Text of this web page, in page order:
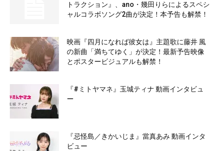
トラクション』、ano・幾田りらによるスペシ
ャルコラボソング2曲が決定！本予告も解禁！
映画『四月になれば彼女は』主題歌に藤井 風
の新曲「満ちてゆく」が決定！最新予告映像
とポスタービジュアルも解禁！
『#ミトヤマネ』玉城ティナ 動画インタビュ
ー
『忌怪島／きかいじま』當真あみ 動画インタ
ビュー